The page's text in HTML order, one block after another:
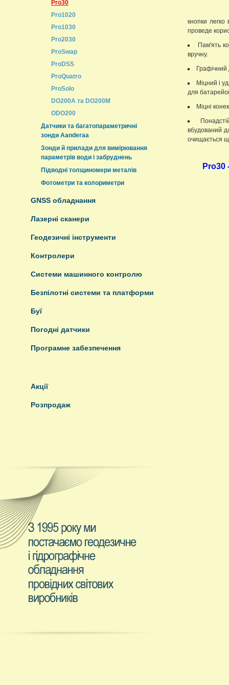
Pro30
Pro1020
Pro1030
Pro2030
ProSwap
ProDSS
ProQuatro
ProSolo
DO200A та DO200M
ODO200
Датчики та багатопараметричні
зонди Aanderaa
Зонди й прилади для вимірювання
параметрів води і забруднень
Підводні толщиномери металів
Фотометри та колориметри
GNSS обладнання
Лазерні сканери
Геодезичні інструменти
Контролери
Системи машинного контролю
Безпілотні системи та платформи
Буї
Погодні датчики
Програмне забезпечення
Акції
Розпродаж
кнопки легко
проведе
Пам'ять
вручну.
Графічний
Міцний і
для
Міцні
вбудований
очищається
Pro30